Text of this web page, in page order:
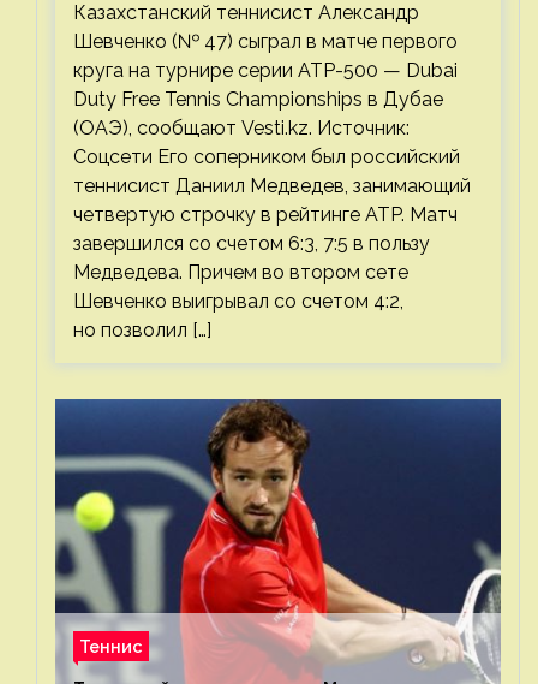
Казахстанский теннисист Александр
Шевченко (№ 47) сыграл в матче первого
круга на турнире серии ATP-500 — Dubai
Duty Free Tennis Championships в Дубае
(ОАЭ), сообщают Vesti.kz. Источник:
Соцсети Его соперником был российский
теннисист Даниил Медведев, занимающий
четвертую строчку в рейтинге ATP. Матч
завершился со счетом 6:3, 7:5 в пользу
Медведева. Причем во втором сете
Шевченко выигрывал со счетом 4:2,
но позволил […]
Теннис